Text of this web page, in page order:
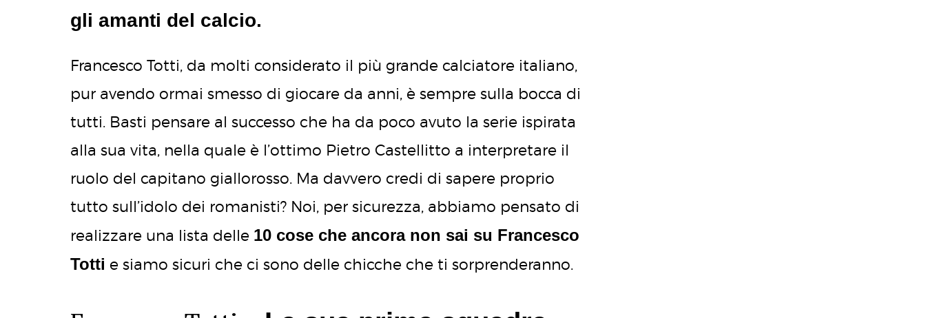
gli amanti del calcio.
Francesco Totti, da molti considerato il più grande calciatore italiano,
pur avendo ormai smesso di giocare da anni, è sempre sulla bocca di
tutti. Basti pensare al successo che ha da poco avuto la serie ispirata
alla sua vita, nella quale è l’ottimo Pietro Castellitto a interpretare il
ruolo del capitano giallorosso. Ma davvero credi di sapere proprio
tutto sull’idolo dei romanisti? Noi, per sicurezza, abbiamo pensato di
realizzare una lista delle 10 cose che ancora non sai su Francesco
Totti e siamo sicuri che ci sono delle chicche che ti sorprenderanno.